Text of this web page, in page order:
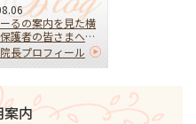
ーるの案内を見た横
護者の皆さまへ】
クチンを受けるべ
たらまず相談を｜
院長プロフィール
案内